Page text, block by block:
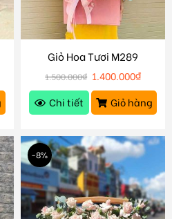
Giỏ Hoa Tươi M289
1.500.000₫ 1.400.000₫
Chi tiết
Giỏ hàng
-8%